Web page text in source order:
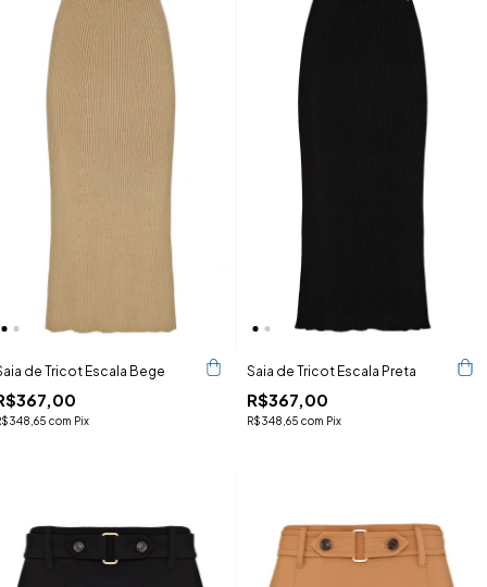
de Tricot Escala Bege
com Pix
Saia de Tricot Escala Preta
R$367,00
R$348,65 com Pix